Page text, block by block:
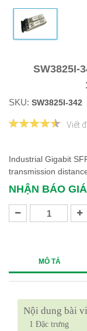
SW3825I-
SKU: SW3825I-342
Viết
Industrial Gigabit
transmission
NHẬN BÁO GIÁ
MÔ TẢ
Nội dung bài
1 Đặc trưng